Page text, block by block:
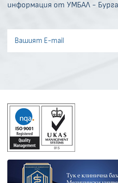
информация от УМБАЛ -